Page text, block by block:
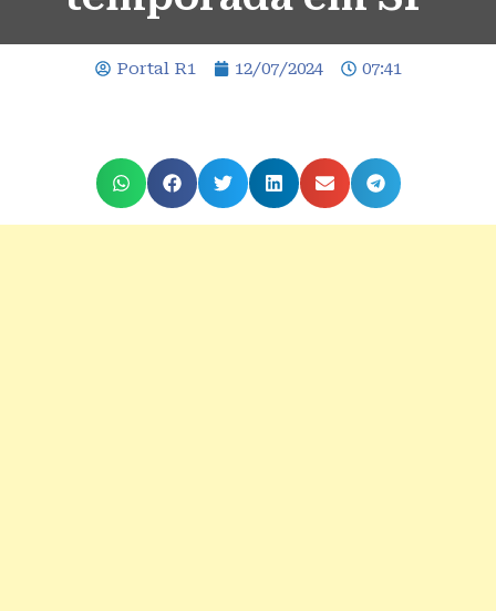
Portal R1 12/07/2024 07:41